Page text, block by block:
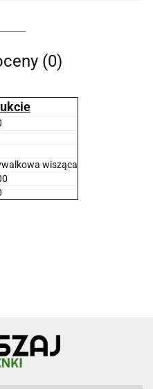
(0)
wisząca